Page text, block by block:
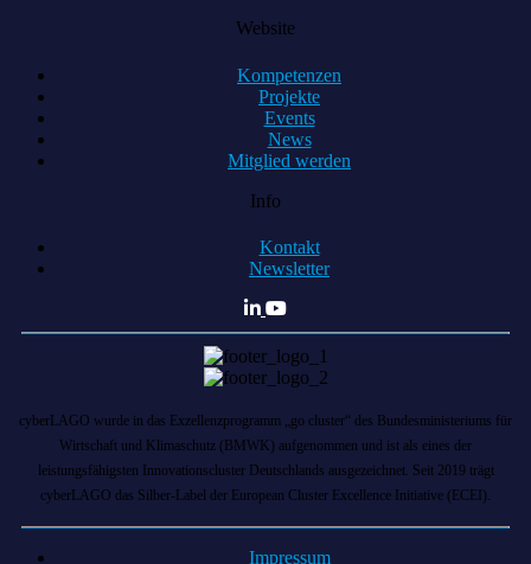
Website
Kompetenzen
Projekte
Events
News
Mitglied werden
Info
Kontakt
Newsletter
cyberLAGO wurde in das Exzellenzprogramm „go cluster“ des Bundesministeriums für
Wirtschaft und Klimaschutz (BMWK) aufgenommen und ist als eines der
leistungsfähigsten Innovationscluster Deutschlands ausgezeichnet. Seit 2019 trägt
cyberLAGO das Silber-Label der European Cluster Excellence Initiative (ECEI).
Impressum